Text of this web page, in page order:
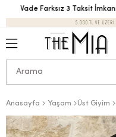
Vade Farksız 3 Taksit İmkanı
Anasayfa Yaşam Üst Giyim